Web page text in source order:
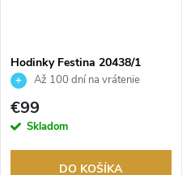
Hodinky Festina 20438/1
Až 100 dní na vrátenie
tovaru. Autorizovaný predajca.
€99
Skladom
DO KOŠÍKA